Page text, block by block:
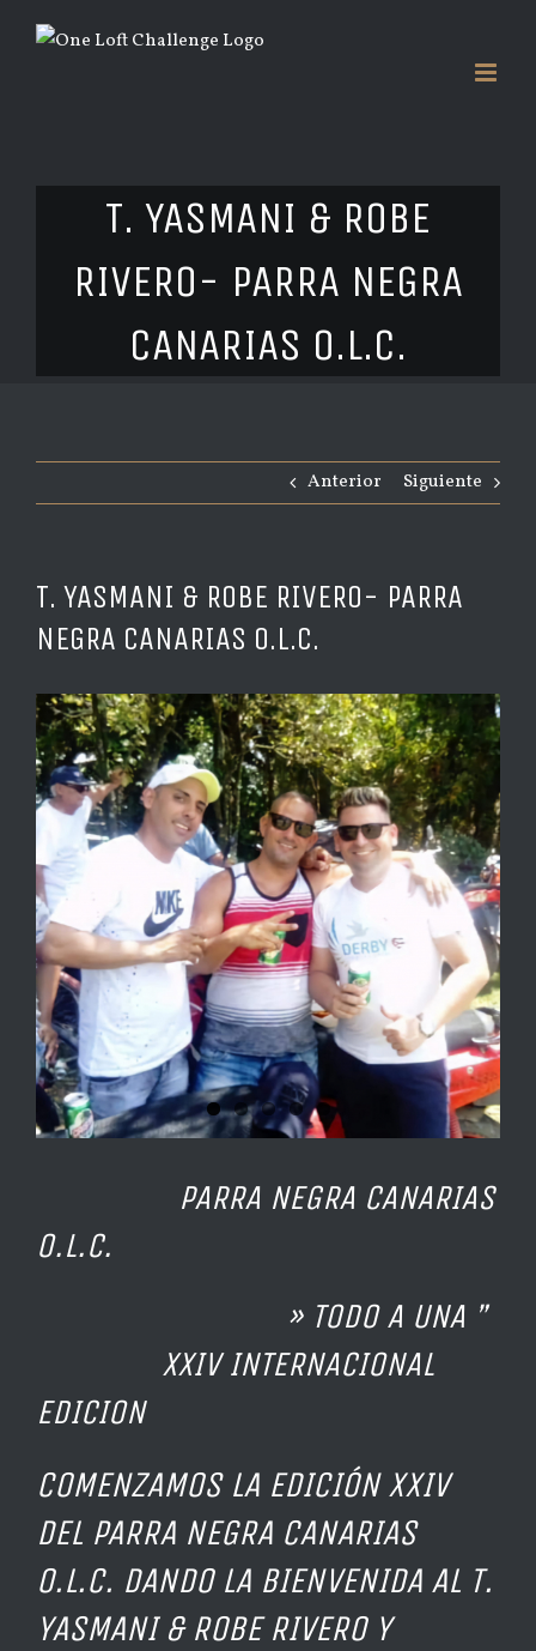
T. YASMANI & ROBE
RIVERO- PARRA NEGRA
CANARIAS O.L.C.
Anterior Siguiente
T. YASMANI & ROBE RIVERO- PARRA
NEGRA CANARIAS O.L.C.
Ver
imagen
más
grande
PARRA NEGRA CANARIAS
O.L.C.
» TODO A UNA ”
XXIV INTERNACIONAL
EDICION
COMENZAMOS LA EDICIÓN XXIV
DEL PARRA NEGRA CANARIAS
O.L.C. DANDO LA BIENVENIDA AL T.
YASMANI & ROBE RIVERO Y